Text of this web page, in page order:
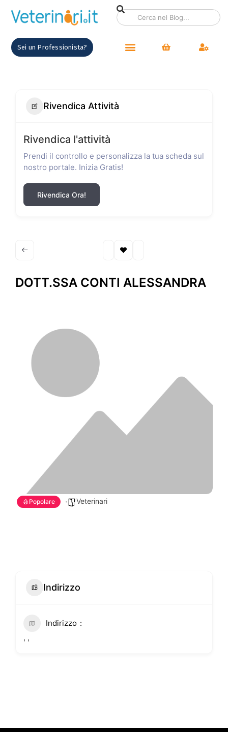
Sei un Professionista?
Rivendica Attività
Rivendica l'attività
Prendi il controllo e personalizza la tua scheda sul
nostro portale. Inizia Gratis!
Rivendica Ora!
DOTT.SSA CONTI ALESSANDRA
Popolare Veterinari
Indirizzo
Indirizzo
, ,